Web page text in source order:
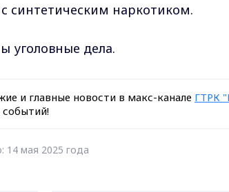
синтетическим наркотиком.
уголовные дела.
и главные новости в макс-канале ГТРК
событий!
14 мая 2025 года